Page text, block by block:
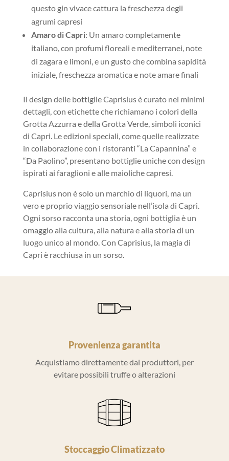
questo gin vivace cattura la freschezza degli
agrumi capresi
Amaro di Capri: Un amaro completamente
italiano, con profumi floreali e mediterranei, note
di zagara e limoni, e un gusto che combina sapidità
iniziale, freschezza aromatica e note amare finali
Il design delle bottiglie Caprisius è curato nei minimi
dettagli, con etichette che richiamano i colori della
Grotta Azzurra e della Grotta Verde, simboli iconici
di Capri. Le edizioni speciali, come quelle realizzate
in collaborazione con i ristoranti “La Capannina” e
“Da Paolino”, presentano bottiglie uniche con design
ispirati ai faraglioni e alle maioliche capresi.
Caprisius non è solo un marchio di liquori, ma un
vero e proprio viaggio sensoriale nell’isola di Capri.
Ogni sorso racconta una storia, ogni bottiglia è un
omaggio alla cultura, alla natura e alla storia di un
luogo unico al mondo. Con Caprisius, la magia di
Capri è racchiusa in un sorso.
Provenienza garantita
Acquistiamo direttamente dai produttori, per
evitare possibili truffe o alterazioni
Stoccaggio Climatizzato